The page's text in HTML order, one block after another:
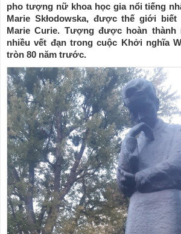
pho tượng nữ khoa học gia nổi tiếng
Marie Skłodowska, được thế giới
Marie Curie. Tượng được hoàn thành
nhiều vết đạn trong cuộc Khởi nghĩa
tròn 80 năm trước.